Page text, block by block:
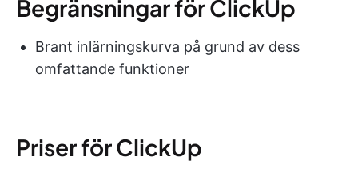
Begränsningar för ClickUp
Brant inlärningskurva på grund av dess
omfattande funktioner
Priser för ClickUp